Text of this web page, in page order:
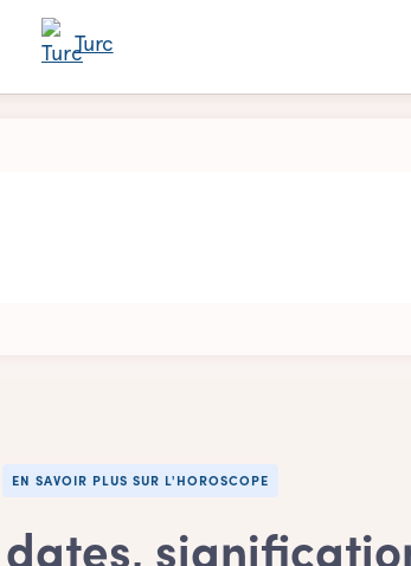
Turc
EN SAVOIR PLUS SUR L'HOROSCOPE
dates,